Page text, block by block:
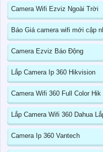
Camera Wifi Ezviz Ngoài Trời
Báo Giá camera wifi mới cập
Camera Ezviz Báo Động
Lắp Camera Ip 360 Hikvision
Camera Wifi 360 Full Color Hik
Lắp Camera Wifi 360 Dahua
Camera Ip 360 Vantech